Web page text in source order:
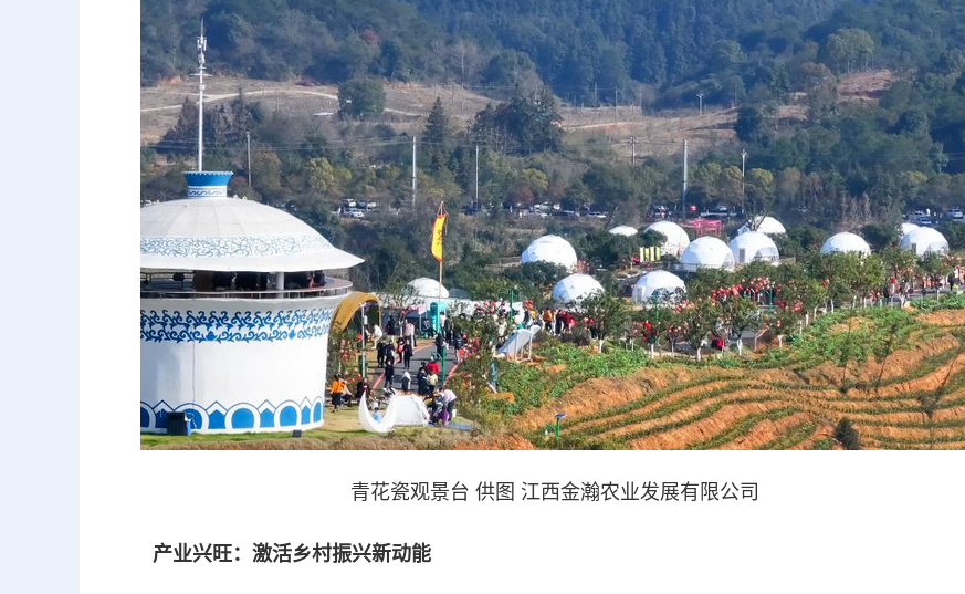
青花瓷观景台 供图 江西金瀚农业发展有限公司
产业兴旺：激活乡村振兴新动能